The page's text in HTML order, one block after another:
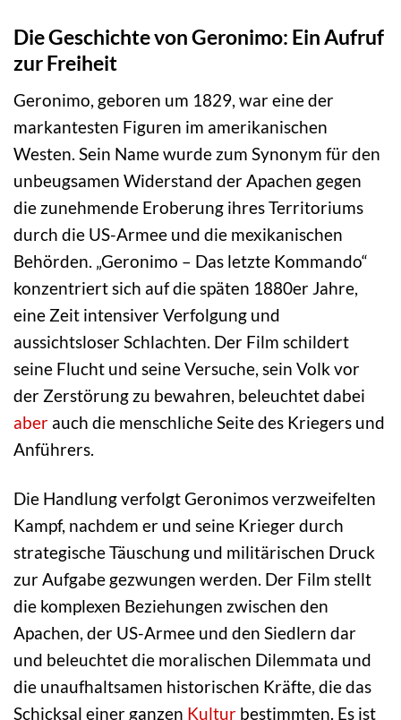
Die Geschichte von Geronimo: Ein Aufruf
zur Freiheit
Geronimo, geboren um 1829, war eine der
markantesten Figuren im amerikanischen
Westen. Sein Name wurde zum Synonym für den
unbeugsamen Widerstand der Apachen gegen
die zunehmende Eroberung ihres Territoriums
durch die US-Armee und die mexikanischen
Behörden. „Geronimo – Das letzte Kommando“
konzentriert sich auf die späten 1880er Jahre,
eine Zeit intensiver Verfolgung und
aussichtsloser Schlachten. Der Film schildert
seine Flucht und seine Versuche, sein Volk vor
der Zerstörung zu bewahren, beleuchtet dabei
aber auch die menschliche Seite des Kriegers und
Anführers.
Die Handlung verfolgt Geronimos verzweifelten
Kampf, nachdem er und seine Krieger durch
strategische Täuschung und militärischen Druck
zur Aufgabe gezwungen werden. Der Film stellt
die komplexen Beziehungen zwischen den
Apachen, der US-Armee und den Siedlern dar
und beleuchtet die moralischen Dilemmata und
die unaufhaltsamen historischen Kräfte, die das
Schicksal einer ganzen Kultur bestimmten. Es ist